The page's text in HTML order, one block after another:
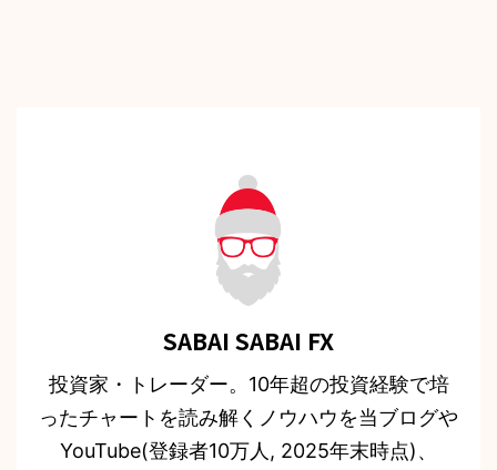
SABAI SABAI FX
投資家・トレーダー。10年超の投資経験で培
ったチャートを読み解くノウハウを当ブログや
YouTube(登録者10万人, 2025年末時点)、